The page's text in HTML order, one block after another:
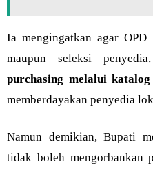
Ia mengingatkan agar
maupun seleksi
purchasing melalui
memberdayakan penyedia
Namun demikian, Bupati
tidak boleh mengorbankan